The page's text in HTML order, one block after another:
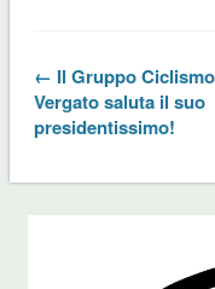
← Il Gruppo Ciclismo
Vergato saluta il suo
presidentissimo!